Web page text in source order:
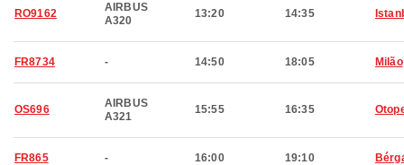
RO9162
AIRBUS
A320
13:20 14:35
FR8734 - 14:50 18:05 Milão
OS696
AIRBUS
A321
15:55 16:35
FR865 - 16:00 19:10